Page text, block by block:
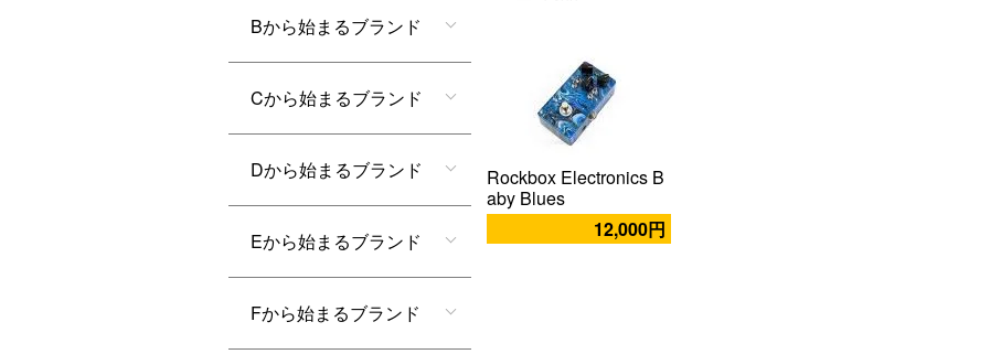
Rockbox Electronics B
aby Blues
12,000円
Bから始まるブランド
Cから始まるブランド
Dから始まるブランド
Eから始まるブランド
Fから始まるブランド